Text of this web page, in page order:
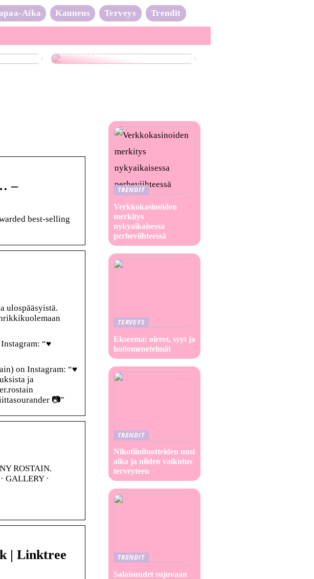
Aika Kauneus Terveys Trendit
Neulonta-aalto on täydessä
vauhdissa
–
best-selling
ulospääsyistä.
“♥️
on Instagram: “♥️
ja
📷”
ROSTAIN.
GALLERY ·
| Linktree
TRENDIT
Verkkokasinoiden
merkitys
nykyaikaisessa
perheviihteessä
TERVEYS
Ekseema: oireet, syyt ja
hoitomenetelmät
TRENDIT
Nikotiinituotteiden uusi
aika ja niiden vaikutus
terveyteen
TRENDIT
Salaisuudet sujuvaan